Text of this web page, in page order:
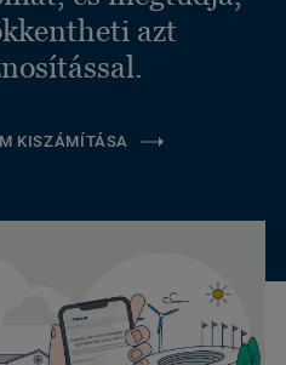
azt
KISZÁMÍTÁSA